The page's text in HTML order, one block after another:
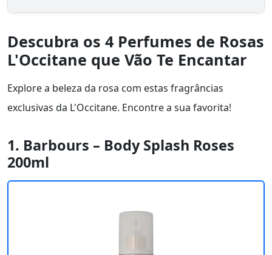
Descubra os 4 Perfumes de Rosas
L'Occitane que Vão Te Encantar
Explore a beleza da rosa com estas fragrâncias
exclusivas da L'Occitane. Encontre a sua favorita!
1. Barbours – Body Splash Roses
200ml